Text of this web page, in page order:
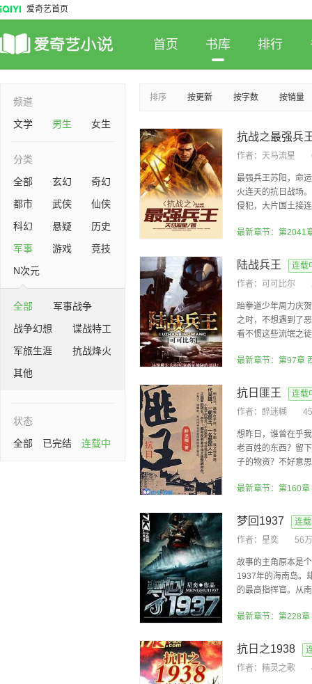
爱奇艺首页
首页 书库 排行
频道
文学
男生 女生
分类
全部
玄幻
奇幻
都市
武侠
仙侠
科幻
悬疑
历史
军事
游戏
竞技
N次元
全部
军事战争
战争幻想
谍战特工
军旅生涯
抗战烽火
其他
状态
全部
已完结 连载中
排序 按更新 按字数 按销量
抗战之最强兵
作者： 天马流星
最强兵王苏阳，命
火连天的抗日战场
侵犯，大片国土接
最新章节：第2041
陆战兵王
连载
作者：
可可比尔
跆拳道少年周力庆
之时，不想遇到了
看不惯这些流氓之
最新章节：第97章
抗日匪王
连载
作者： 醉迷糊
想昨日，谁曾在乎
老百姓的东西？留
子的物资？不好意
最新章节：第160
梦回1937
连
作者： 星奕 56
故事的主角原本是
1937年的海南岛。
的最高指挥官。从
最新章节：第228
抗日之1938
作者： 精灵之歌